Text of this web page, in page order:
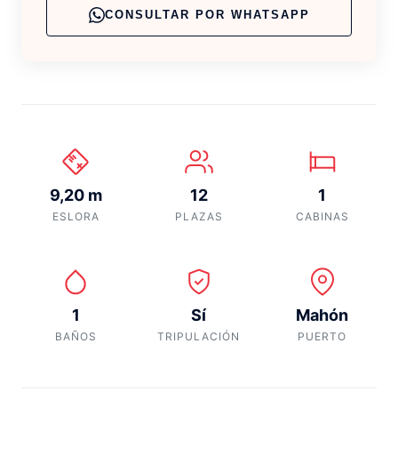
CONSULTAR POR WHATSAPP
9,20 m
ESLORA
12
PLAZAS
1
CABINAS
1
BAÑOS
Sí
TRIPULACIÓN
Mahón
PUERTO